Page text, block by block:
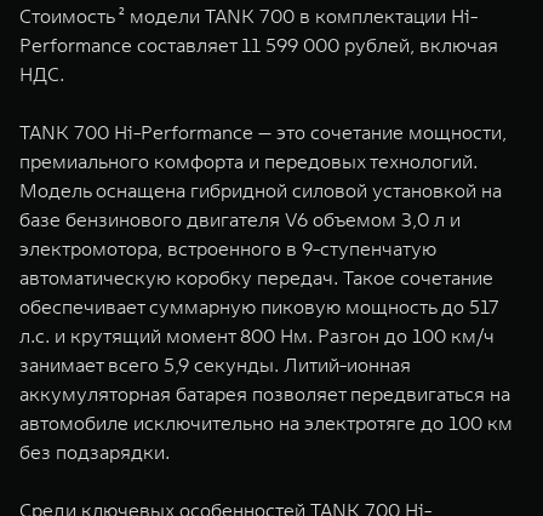
WEY 07
Расширяя границы комфорта
от 6 149 000 ₽
WEY 05
Эстетика
WEY 80
Масштаб возможностей
от 6 449 000 ₽
WEY 80
от 8 099
Стоимость ² модели TANK 700 в комплектации Hi-
Performance составляет 11 599 000 рублей, включая
НДС.
TANK 700 Hi-Performance — это сочетание мощности,
премиального комфорта и передовых технологий.
Модель оснащена гибридной силовой установкой на
базе бензинового двигателя V6 объемом 3,0 л и
электромотора, встроенного в 9-ступенчатую
автоматическую коробку передач. Такое сочетание
обеспечивает суммарную пиковую мощность до 517
л.с. и крутящий момент 800 Нм. Разгон до 100 км/ч
занимает всего 5,9 секунды. Литий-ионная
аккумуляторная батарея позволяет передвигаться на
автомобиле исключительно на электротяге до 100 км
без подзарядки.
Среди ключевых особенностей TANK 700 Hi-